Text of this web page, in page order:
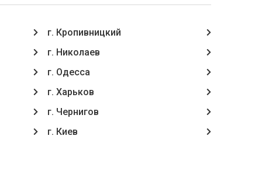
г. Кропивницкий
г. Николаев
г. Одесса
г. Харьков
г. Чернигов
г. Киев